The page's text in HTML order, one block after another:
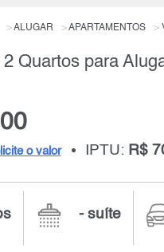
ALUGAR APARTAMENTOS
Quartos para
o valor IPTU: R$
- suíte